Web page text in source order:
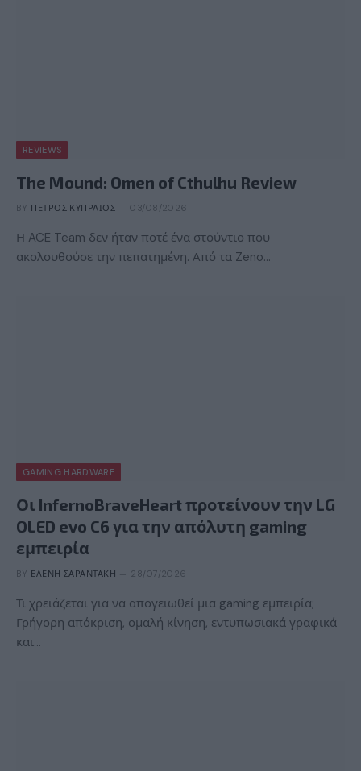
REVIEWS
The Mound: Omen of Cthulhu Review
BY ΠΈΤΡΟΣ ΚΥΠΡΑΊΟΣ 03/08/2026
Η ACE Team δεν ήταν ποτέ ένα στούντιο που
ακολουθούσε την πεπατημένη. Από τα Zeno…
GAMING HARDWARE
Οι InfernoBraveHeart προτείνουν την LG
OLED evo C6 για την απόλυτη gaming
εμπειρία
BY ΕΛΈΝΗ ΣΑΡΑΝΤΆΚΗ 28/07/2026
Τι χρειάζεται για να απογειωθεί μια gaming εμπειρία;
Γρήγορη απόκριση, ομαλή κίνηση, εντυπωσιακά γραφικά
και…